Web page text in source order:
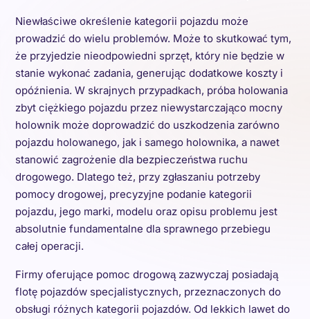
Niewłaściwe określenie kategorii pojazdu może
prowadzić do wielu problemów. Może to skutkować tym,
że przyjedzie nieodpowiedni sprzęt, który nie będzie w
stanie wykonać zadania, generując dodatkowe koszty i
opóźnienia. W skrajnych przypadkach, próba holowania
zbyt ciężkiego pojazdu przez niewystarczająco mocny
holownik może doprowadzić do uszkodzenia zarówno
pojazdu holowanego, jak i samego holownika, a nawet
stanowić zagrożenie dla bezpieczeństwa ruchu
drogowego. Dlatego też, przy zgłaszaniu potrzeby
pomocy drogowej, precyzyjne podanie kategorii
pojazdu, jego marki, modelu oraz opisu problemu jest
absolutnie fundamentalne dla sprawnego przebiegu
całej operacji.
Firmy oferujące pomoc drogową zazwyczaj posiadają
flotę pojazdów specjalistycznych, przeznaczonych do
obsługi różnych kategorii pojazdów. Od lekkich lawet do